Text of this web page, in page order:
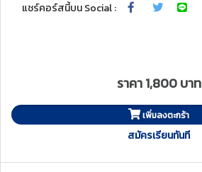
แชร์คอร์สนี้บน Social :
ราคา 1,800 บาท
เพิ่มลงตะกร้า
สมัครเรียนทันที